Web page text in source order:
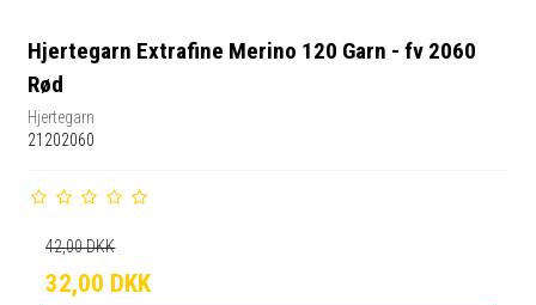
Hjertegarn Extrafine Merino 120 Garn - fv 2060
Rød
Hjertegarn
21202060
42,00 DKK
32,00 DKK